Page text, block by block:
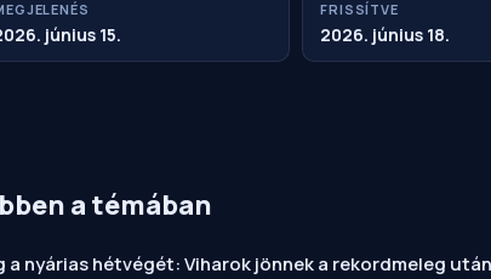
június 15.
FRISSÍTVE
2026. június 18.
a témában
nyárias hétvégét: Viharok jönnek a rekordmeleg után